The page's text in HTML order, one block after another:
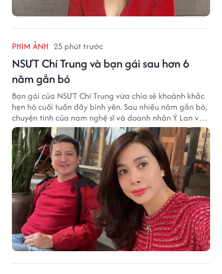
PHIM ẢNH 25 phút trước
NSƯT Chí Trung và bạn gái sau hơn 6
năm gắn bó
Bạn gái của NSƯT Chí Trung vừa chia sẻ khoảnh khắc
hẹn hò cuối tuần đầy bình yên. Sau nhiều năm gắn bó,
chuyện tình của nam nghệ sĩ và doanh nhân Ý Lan vẫn
nhận được sự quan tâm từ công chúng.